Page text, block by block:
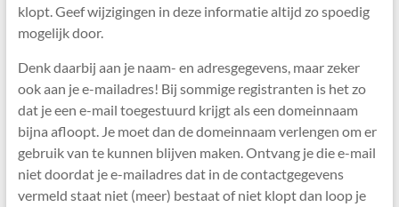
klopt. Geef wijzigingen in deze informatie altijd zo spoedig
mogelijk door.
Denk daarbij aan je naam- en adresgegevens, maar zeker
ook aan je e-mailadres! Bij sommige registranten is het zo
dat je een e-mail toegestuurd krijgt als een domeinnaam
bijna afloopt. Je moet dan de domeinnaam verlengen om er
gebruik van te kunnen blijven maken. Ontvang je die e-mail
niet doordat je e-mailadres dat in de contactgegevens
vermeld staat niet (meer) bestaat of niet klopt dan loop je